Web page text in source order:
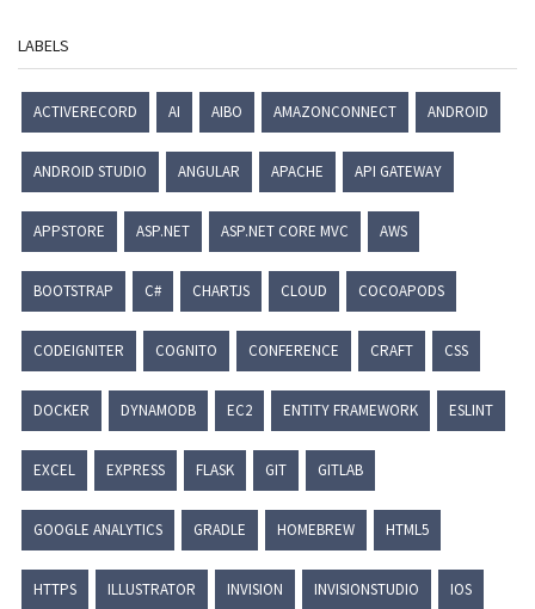
LABELS
ACTIVERECORD AI AIBO AMAZONCONNECT ANDROID
ANDROID STUDIO ANGULAR APACHE API GATEWAY
APPSTORE ASP.NET ASP.NET CORE MVC AWS
BOOTSTRAP C# CHARTJS CLOUD COCOAPODS
CODEIGNITER COGNITO CONFERENCE CRAFT CSS
DOCKER DYNAMODB EC2 ENTITY FRAMEWORK ESLINT
EXCEL EXPRESS FLASK GIT GITLAB
GOOGLE ANALYTICS GRADLE HOMEBREW HTML5
HTTPS ILLUSTRATOR INVISION INVISIONSTUDIO IOS